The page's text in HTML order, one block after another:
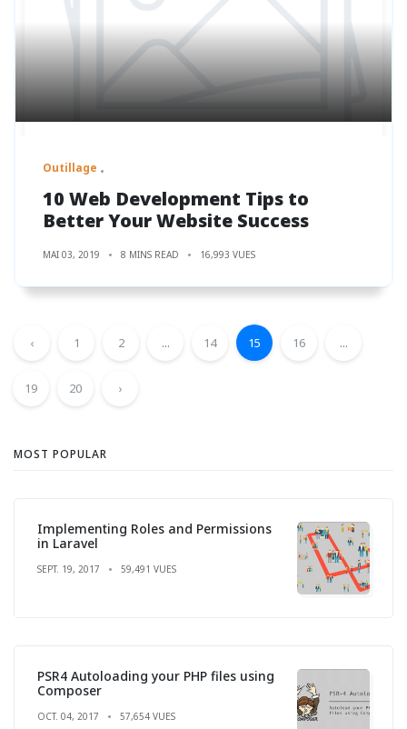
Outillage
10 Web Development Tips to
Better Your Website Success
MAI 03, 2019 8 MINS READ 16,993 VUES
‹ 1 2 ... 14 15 16 ...
19 20 ›
MOST POPULAR
Implementing Roles and Permissions
in Laravel
SEPT. 19, 2017 59,491 VUES
PSR4 Autoloading your PHP files using
Composer
OCT. 04, 2017 57,654 VUES